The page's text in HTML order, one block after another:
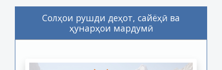
Солҳои рушди деҳот, сайёҳӣ ва
ҳунарҳои мардумӣ